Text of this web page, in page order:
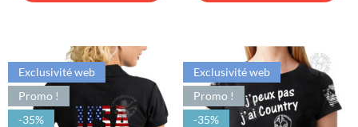
Exclusivité web
Promo !
-35%
Exclusivité web
Promo !
-35%